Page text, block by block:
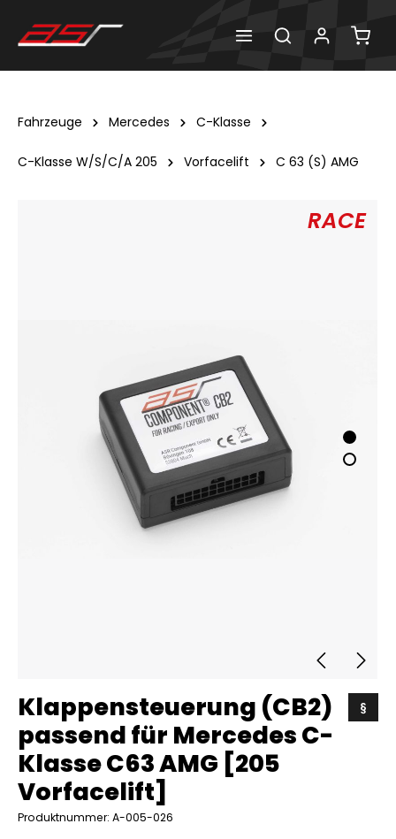
Fahrzeuge Mercedes C-Klasse
C-Klasse W/S/C/A 205 Vorfacelift C 63 (S) AMG
Klappensteuerung (CB2)
passend für Mercedes C-
Klasse C63 AMG [205
Vorfacelift]
§
Produktnummer: A-005-026